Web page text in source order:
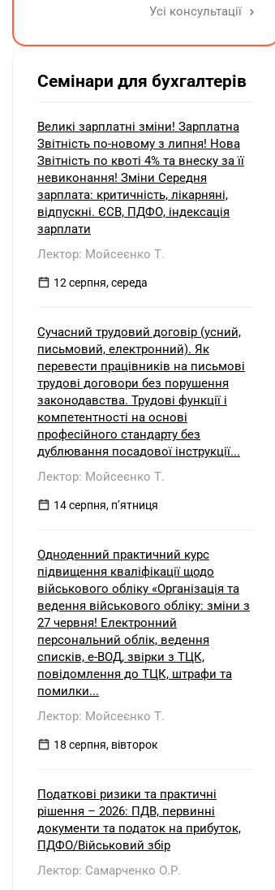
невикористаних днів відпустки при
Усі консультації
Семінари для бухгалтерів
Великі зарплатні зміни! Зарплатна
Звітність по-новому з липня! Нова
Звітність по квоті 4% та внеску за її
невиконання! Зміни Середня
зарплата: критичність, лікарняні,
відпускні. ЄСВ, ПДФО, індексація
зарплати
Лектор: Мойсеєнко Т.
12 серпня, середа
Сучасний трудовий договір (усний,
письмовий, електронний). Як
перевести працівників на письмові
трудові договори без порушення
законодавства. Трудові функції і
компетентності на основі
професійного стандарту без
дублювання посадової інструкції...
Лектор: Мойсеєнко Т.
14 серпня, пʼятниця
Одноденний практичний курс
підвищення кваліфікації щодо
військового обліку «Організація та
ведення військового обліку: зміни з
27 червня! Електронний
персональний облік, ведення
списків, е-ВОД, звірки з ТЦК,
повідомлення до ТЦК, штрафи та
помилки...
Лектор: Мойсеєнко Т.
18 серпня, вівторок
Податкові ризики та практичні
рішення – 2026: ПДВ, первинні
документи та податок на прибуток,
ПДФО/Військовий збір
Лектор: Самарченко О.Р.